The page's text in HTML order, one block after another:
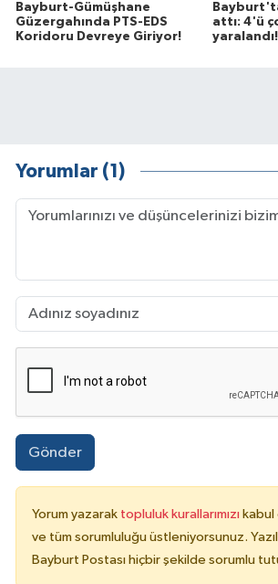
Bayburt-Gümüşhane
Güzergahında PTS-EDS
Koridoru Devreye Giriyor!
attı: 4'ü
yaralandı!
Yorumlar (1)
Gönder
Yorum yazarak topluluk kurallarımızı
ve tüm sorumluluğu üstleniyorsunuz.
Bayburt Postası hiçbir şekilde sorumlu